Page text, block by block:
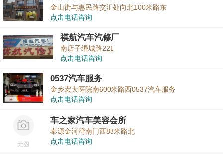
金山街与惠民路交汇处向北100米路东
点击电话咨询
祺航汽车汽修厂
南店子缗城路221
点击电话咨询
0537汽车服务
金乡宏大医院南600米路西0537汽车服务
点击电话咨询
无图
车之家汽车美容会所
奉源金河湾南门西88米路北
点击电话咨询